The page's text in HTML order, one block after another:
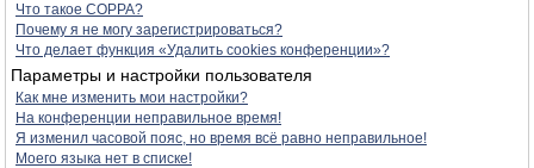
Что такое COPPA?
Почему я не могу зарегистрироваться?
Что делает функция «Удалить cookies конференции»?
Параметры и настройки пользователя
Как мне изменить мои настройки?
На конференции неправильное время!
Я изменил часовой пояс, но время всё равно неправильное!
Моего языка нет в списке!